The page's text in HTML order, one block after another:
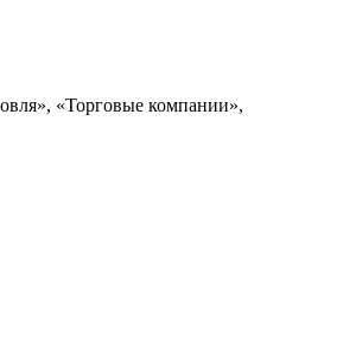
«Торговые компании»,